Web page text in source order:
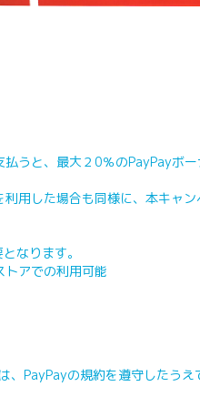
うと、最大２0％のPayPayボ
用した場合も同様に、本キャ
なります。
アでの利用可能
PayPayの規約を遵守したうえ